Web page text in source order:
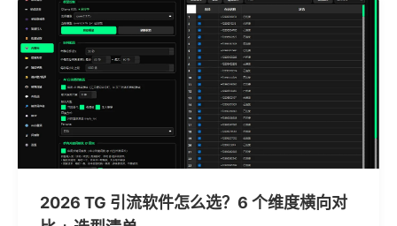
2026 TG 引流软件怎么选？6 个维度横向对